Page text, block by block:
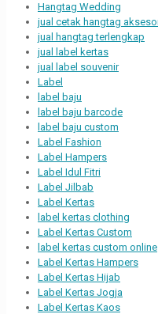
Hangtag Wedding
jual cetak hangtag
jual hangtag terlengkap
jual label kertas
jual label souvenir
Label
label baju
label baju barcode
label baju custom
Label Fashion
Label Hampers
Label Idul Fitri
Label Jilbab
Label Kertas
label kertas clothing
Label Kertas Custom
label kertas custom online
Label Kertas Hampers
Label Kertas Hijab
Label Kertas Jogja
Label Kertas Kaos